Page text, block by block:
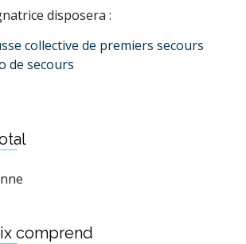
disposera :
collective de premiers secours
de secours
comprend